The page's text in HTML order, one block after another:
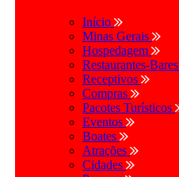
Início
Minas Gerais
Hospedagem
Restaurantes-Bares
Receptivos
Compras
Pacotes Turísticos
Eventos
Boates
Atrações
Cidades